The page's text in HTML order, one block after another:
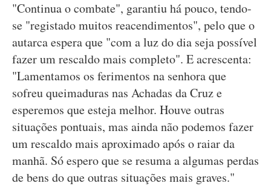
"Continua o combate", garantiu há pouco, tendo-
se "registado muitos reacendimentos", pelo que o
autarca espera que "com a luz do dia seja possível
fazer um rescaldo mais completo". E acrescenta:
"Lamentamos os ferimentos na senhora que
sofreu queimaduras nas Achadas da Cruz e
esperemos que esteja melhor. Houve outras
situações pontuais, mas ainda não podemos fazer
um rescaldo mais aproximado após o raiar da
manhã. Só espero que se resuma a algumas perdas
de bens do que outras situações mais graves."